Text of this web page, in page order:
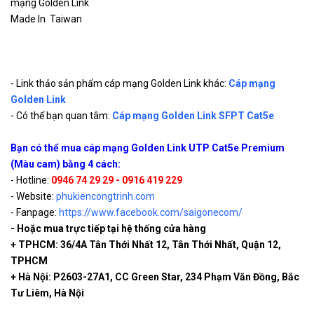
mạng Golden Link
Made In Taiwan
- Link thảo sản phẩm cáp mạng Golden Link khác: Cáp mạng
Golden Link
- Có thể bạn quan tâm: Cáp mạng Golden Link SFPT Cat5e
Bạn có thể mua cáp mạng Golden Link UTP Cat5e Premium
(Màu cam) bằng 4 cách:
- Hotline: 0946 74 29 29 - 0916 419 229
- Website: phukiencongtrinh.com
- Fanpage: https://www.facebook.com/saigonecom/
- Hoặc mua trực tiếp tại hệ thống cửa hàng
+ TPHCM: 36/4A Tân Thới Nhất 12, Tân Thới Nhất, Quận 12,
TPHCM
+ Hà Nội: P2603-27A1, CC Green Star, 234 Phạm Văn Đồng, Bắc
Tư Liêm, Hà Nội